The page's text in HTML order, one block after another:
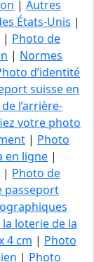
| Autres
États-Unis |
| Photo de
| Normes
d’identité
suisse en
l’arrière-
votre photo
| Photo
en ligne |
| Photo de
passeport
loterie de la
4 cm | Photo
| Photo